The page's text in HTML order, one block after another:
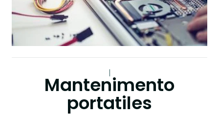
Mantenimento
portatiles